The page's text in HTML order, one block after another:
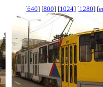
[640] [800] [1024] [1280] [